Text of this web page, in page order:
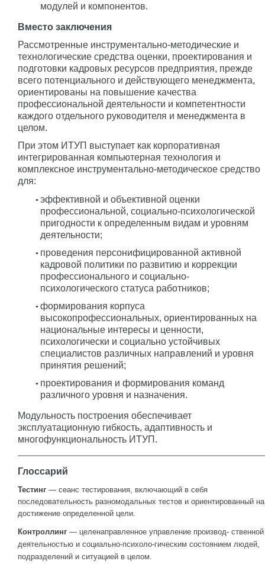
модулей и компонентов.
Вместо заключения
Рассмотренные инструментально-методические и
технологические средства оценки, проектирования и
подготовки кадровых ресурсов предприятия, прежде
всего потенциального и действующего менеджмента,
ориентированы на повышение качества
профессиональной деятельности и компетентности
каждого отдельного руководителя и менеджмента в
целом.
При этом ИТУП выступает как корпоративная
интегрированная компьютерная технология и
комплексное инструментально-методическое средство
для:
эффективной и объективной оценки
профессиональной, социально-психологической
пригодности к определенным видам и уровням
деятельности;
проведения персонифицированной активной
кадровой политики по развитию и коррекции
профессионального и социально-
психологического статуса работников;
формирования корпуса
высокопрофессиональных, ориентированных на
национальные интересы и ценности,
психологически и социально устойчивых
специалистов различных направлений и уровня
принятия решений;
проектирования и формирования команд
различного уровня и назначения.
Модульность построения обеспечивает
эксплуатационную гибкость, адаптивность и
многофункциональность ИТУП.
Глоссарий
Тестинг — сеанс тестирования, включающий в себя
последовательность разномодальных тестов и ориентированный на
достижение определенной цели.
Контроллинг — целенаправленное управление производ- ственной
деятельностью и социально-психоло-гическим состоянием людей,
подразделений и ситуацией в целом.